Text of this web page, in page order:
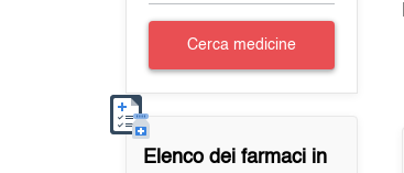
Cerca medicine
Elenco dei farmaci in